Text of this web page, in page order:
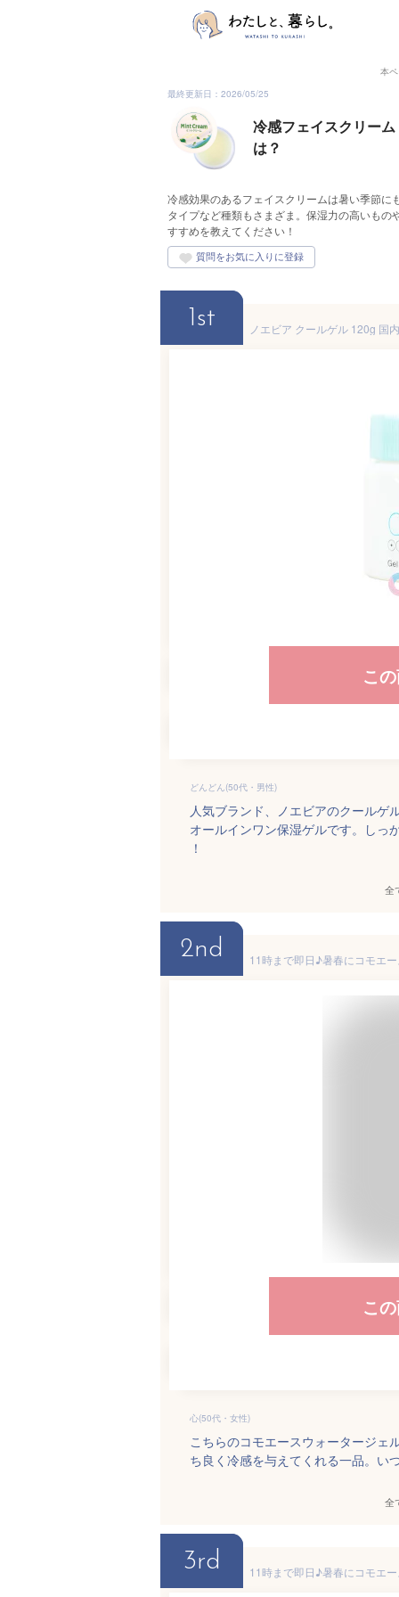
本
最終更新日：2026/05/25
冷感フェイスクリー
は？
冷感効果のあるフェイスクリームは暑い季節
タイプなど種類もさまざま。保湿力の高いも
すすめを教えてください！
1st
こ
どんどん(50代・男性)
人気ブランド、ノエビアのクールゲ
オールインワン保湿ゲルです。しっ
！
全
2nd
こ
心(50代・女性)
こちらのコモエースウォータージェ
ち良く冷感を与えてくれる一品。い
全
3rd